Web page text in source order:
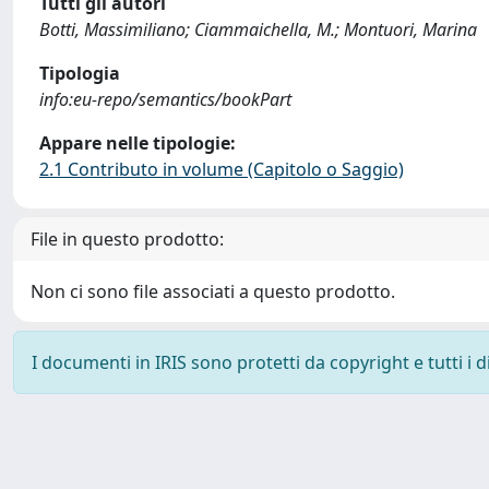
Botti, Massimiliano; Ciammaichella, M.; Montuori, Marina
Tipologia
info:eu-repo/semantics/bookPart
Appare nelle tipologie:
2.1 Contributo in volume (Capitolo o Saggio)
File in questo prodotto:
Non ci sono file associati a questo prodotto.
I documenti in IRIS sono protetti da copyright e tutti i